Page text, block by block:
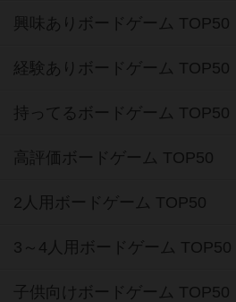
興味ありボードゲーム TOP50
経験ありボードゲーム TOP50
持ってるボードゲーム TOP50
高評価ボードゲーム TOP50
2人用ボードゲーム TOP50
3～4人用ボードゲーム TOP50
子供向けボードゲーム TOP50